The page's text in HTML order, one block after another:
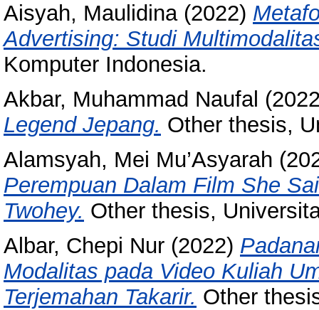
Aisyah, Maulidina(2022)
Advertising: Studi
Komputer Indonesia.
Akbar, Muhammad Naufal
Legend Jepang. Other thesis,
Alamsyah, Mei Mu’Asyarah
Perempuan Dalam Film She
Twohey. Other thesis,
Albar, Chepi Nur (2022)
Modalitas pada Video Kuliah
Terjemahan Takarir. Other